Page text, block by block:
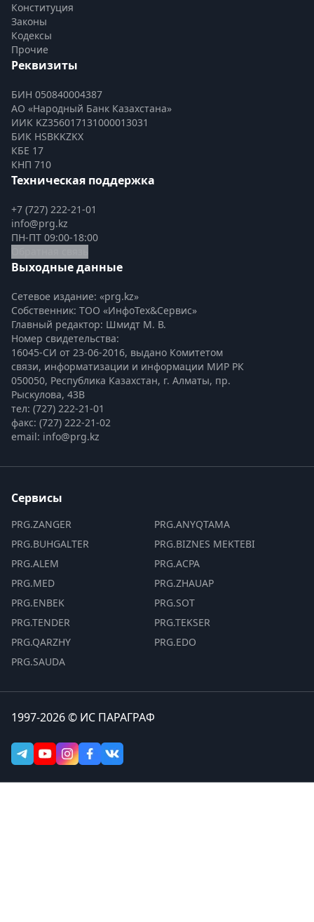
Конституция
Законы
Кодексы
Прочие
Реквизиты
БИН 050840004387
АО «Народный Банк Казахстана»
ИИК KZ356017131000013031
БИК HSBKKZKX
КБЕ 17
КНП 710
Техническая поддержка
+7 (727) 222-21-01
info@prg.kz
ПН-ПТ 09:00-18:00
Выходные данные
Сетевое издание: «prg.kz»
Собственник: ТОО «ИнфоТех&Сервис»
Главный редактор: Шмидт М. В.
Номер свидетельства:
16045-СИ от 23-06-2016, выдано Комитетом
связи, информатизации и информации МИР РК
050050, Республика Казахстан, г. Алматы, пр.
Рыскулова, 43В
тел: (727) 222-21-01
факс: (727) 222-21-02
email: info@prg.kz
Сервисы
PRG.ZANGER
PRG.BUHGALTER
PRG.ALEM
PRG.MED
PRG.ENBEK
PRG.TENDER
PRG.QARZHY
PRG.SAUDA
PRG.ANYQTAMA
PRG.BIZNES MEKTEBI
PRG.ACPA
PRG.ZHAUAP
PRG.SOT
PRG.TEKSER
PRG.EDO
1997-2026 © ИС ПАРАГРАФ